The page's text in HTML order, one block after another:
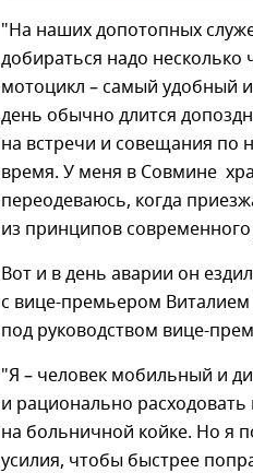
"На наших допотопных
добираться надо
мотоцикл – самый удобный
день обычно длится
на встречи и совещания по
время. У меня в Совмине
переодеваюсь, когда
из принципов
Вот и в день аварии он
с вице-премьером
под руководством вице-
"Я – человек мобильный и
и рационально
на больничной койке. Но я
усилия, чтобы быстрее